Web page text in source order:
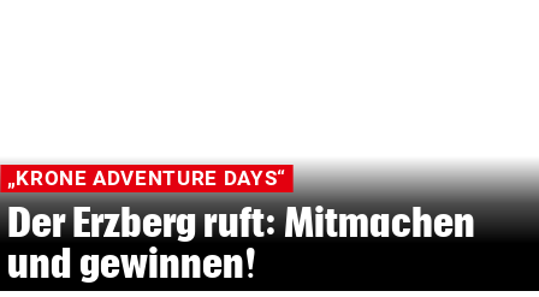
„KRONE ADVENTURE DAYS“
Der Erzberg ruft: Mitmachen
und gewinnen!